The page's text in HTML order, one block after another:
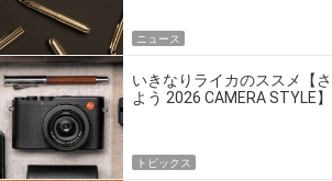
ニュース
いきなりライカのススメ【
よう 2026 CAMERA STYLE】
トピックス